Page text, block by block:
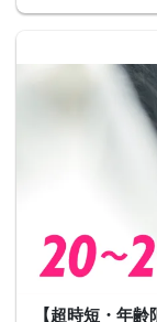
【超時短・年